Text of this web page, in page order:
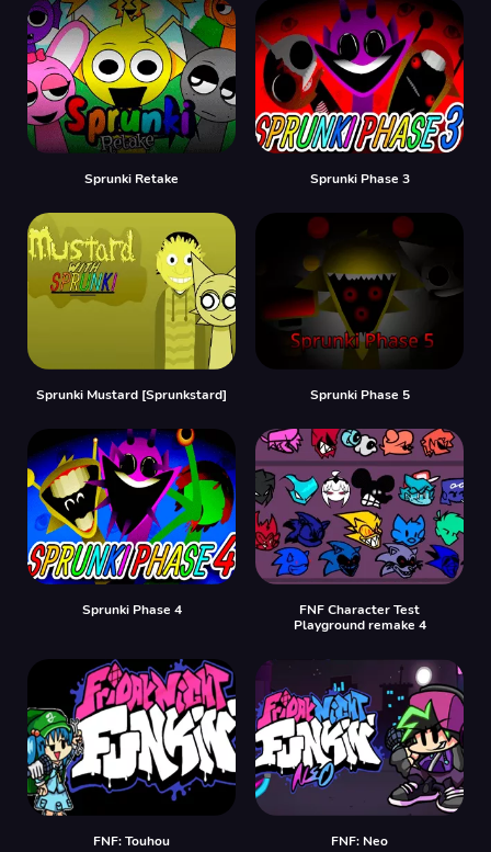
Sprunki Retake Sprunki Phase 3
Sprunki Mustard [Sprunkstard] Sprunki Phase 5
Sprunki Phase 4
FNF Character Test
Playground remake 4
FNF: Touhou FNF: Neo